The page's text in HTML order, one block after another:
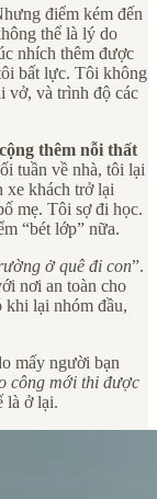
điểm kém đến
thể là lý do
nhích thêm được
bất lực. Tôi không
vở, và trình độ các
thêm nỗi thất
tuần về nhà, tôi lại
xe khách trở lại
mẹ. Tôi sợ đi học.
“bét lớp” nữa.
ở quê đi con”.
nơi an toàn cho
khi lại nhóm đầu,
mấy người bạn
công mới thi được
là ở lại.